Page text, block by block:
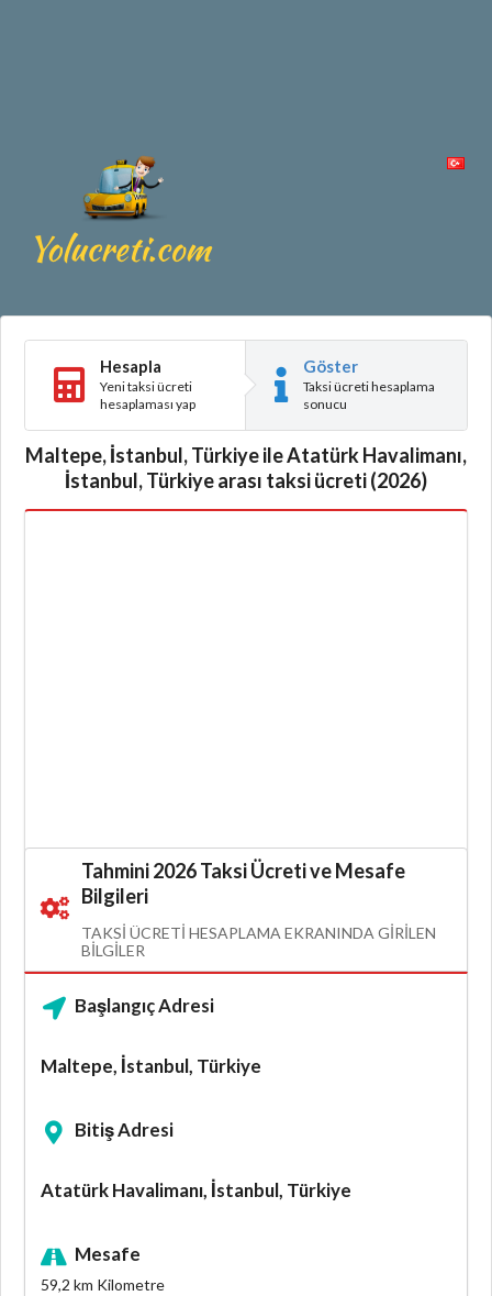
Hesapla
Yeni taksi ücreti
hesaplaması yap
Göster
Taksi ücreti hesaplama
sonucu
Maltepe, İstanbul, Türkiye ile Atatürk Havalimanı,
İstanbul, Türkiye arası taksi ücreti (2026)
Tahmini 2026 Taksi Ücreti ve Mesafe
Bilgileri
TAKSI ÜCRETI HESAPLAMA EKRANINDA GIRILEN
BILGILER
Başlangıç Adresi
Maltepe, İstanbul, Türkiye
Bitiş Adresi
Atatürk Havalimanı, İstanbul, Türkiye
Mesafe
59,2 km Kilometre